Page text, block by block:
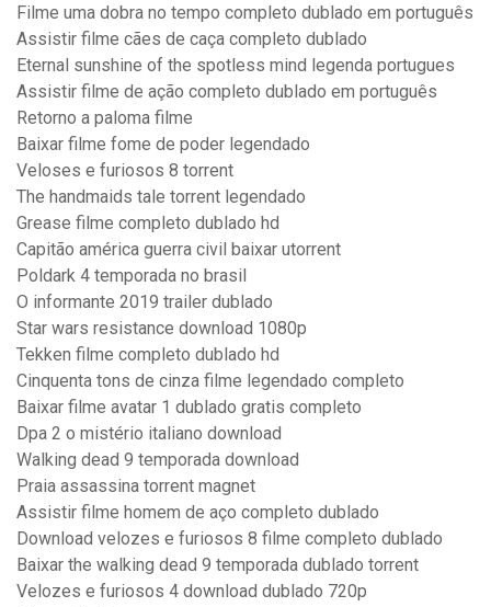
Filme uma dobra no tempo completo dublado em português
Assistir filme cães de caça completo dublado
Eternal sunshine of the spotless mind legenda portugues
Assistir filme de ação completo dublado em português
Retorno a paloma filme
Baixar filme fome de poder legendado
Veloses e furiosos 8 torrent
The handmaids tale torrent legendado
Grease filme completo dublado hd
Capitão américa guerra civil baixar utorrent
Poldark 4 temporada no brasil
O informante 2019 trailer dublado
Star wars resistance download 1080p
Tekken filme completo dublado hd
Cinquenta tons de cinza filme legendado completo
Baixar filme avatar 1 dublado gratis completo
Dpa 2 o mistério italiano download
Walking dead 9 temporada download
Praia assassina torrent magnet
Assistir filme homem de aço completo dublado
Download velozes e furiosos 8 filme completo dublado
Baixar the walking dead 9 temporada dublado torrent
Velozes e furiosos 4 download dublado 720p